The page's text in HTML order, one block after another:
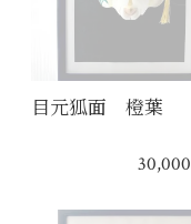
目元狐面 橙葉
30,000